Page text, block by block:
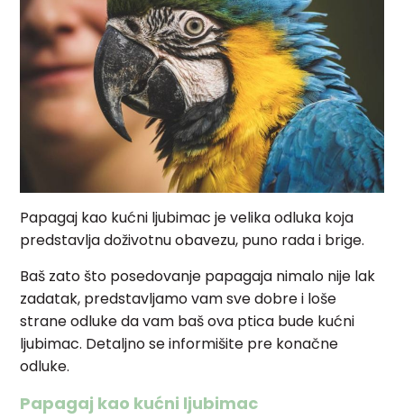
Papagaj kao kućni ljubimac je velika odluka koja
predstavlja doživotnu obavezu, puno rada i brige.
Baš zato što posedovanje papagaja nimalo nije lak
zadatak, predstavljamo vam sve dobre i loše
strane odluke da vam baš ova ptica bude kućni
ljubimac. Detaljno se informišite pre konačne
odluke.
Papagaj kao kućni ljubimac